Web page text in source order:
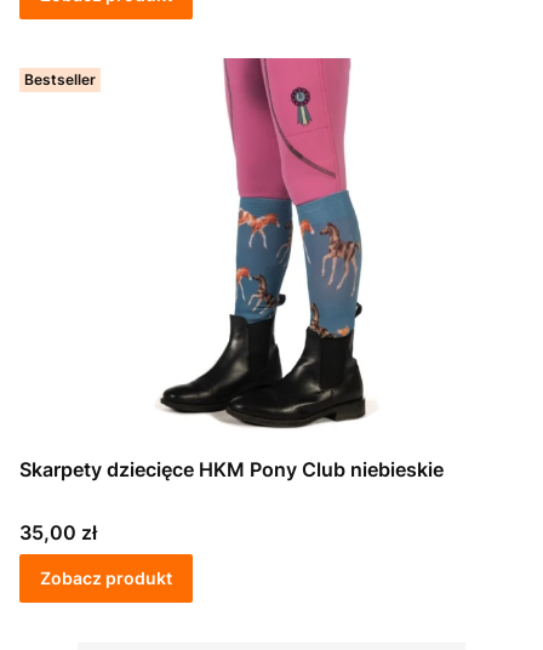
Bestseller
Skarpety dziecięce HKM Pony Club niebieskie
Cena
35,00 zł
Zobacz produkt